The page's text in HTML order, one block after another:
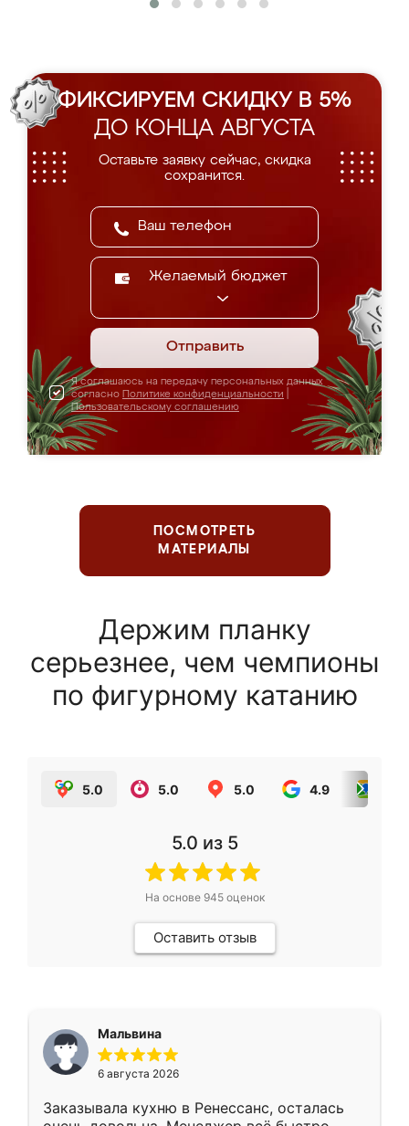
ФИКСИРУЕМ СКИДКУ В 5%
ДО КОНЦА АВГУСТА
Оставьте заявку сейчас, скидка
сохранится.
Желаемый бюджет
Отправить
Я соглашаюсь на передачу персональных данных
согласно Политике конфиденциальности
Пользовательскому соглашению
ПОСМОТРЕТЬ
МАТЕРИАЛЫ
Держим планку
серьезнее, чем чемпионы
по фигурному катанию
5.0 5.0 5.0 4.9
5.0 из 5
На основе 945оценок
Оставить отзыв
Мальвина
6 августа 2026
Заказывала кухню в Ренессанс, осталась